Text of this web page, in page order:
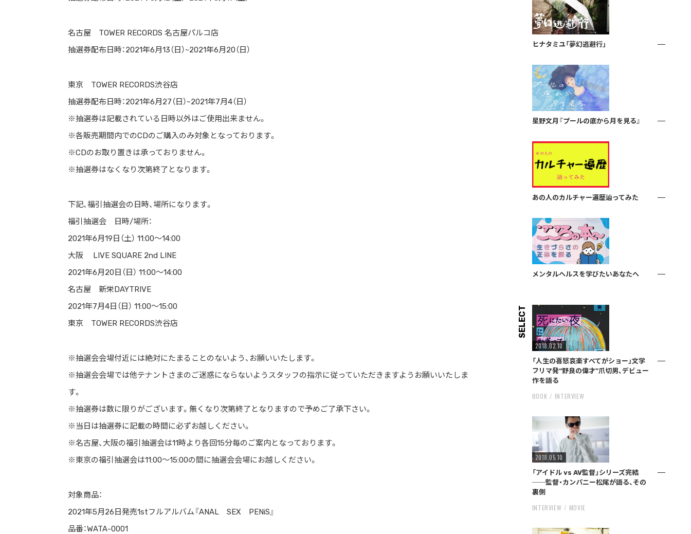
ストリートを愛するカルチャー・マガジン
名古屋 TOWER RECORDS 名古屋パルコ店
抽選券配布日時：2021年6月13（日）~2021年6月20（日）
東京 TOWER RECORDS渋谷店
抽選券配布日時：2021年6月27（日）~2021年7月4（日）
※抽選券は記載されている日時以外はご使用出来ません。
※各販売期間内でのCDのご購入のみ対象となっております。
※CDのお取り置きは承っておりません。
※抽選券はなくなり次第終了となります。
下記、福引抽選会の日時、場所になります。
福引抽選会 日時/場所：
2021年6月19日（土） 11:00～14:00
大阪 LIVE SQUARE 2nd LINE
2021年6月20日（日） 11:00～14:00
名古屋 新栄DAYTRIVE
2021年7月4日（日） 11:00～15:00
東京 TOWER RECORDS渋谷店
※抽選会会場付近には絶対にたまることのないよう、お願いいたします。
※抽選会会場では他テナントさまのご迷惑にならないようスタッフの指示に従っていただきますようお願いいたしま
す。
※抽選券は数に限りがございます。無くなり次第終了となりますので予めご了承下さい。
※当日は抽選券に記載の時間に必ずお越しください。
※名古屋、大阪の福引抽選会は11時より各回15分毎のご案内となっております。
※東京の福引抽選会は11:00〜15:00の間に抽選会会場にお越しください。
対象商品：
2021年5月26日発売1stフルアルバム『ANAL SEX PENiS』
品番：WATA-0001
ヒナタミユ「夢幻逃避行」
星野文月『プールの底から月を見る』
あの人のカルチャー遍歴辿ってみた
メンタルヘルスを学びたいあなたへ
SELECT
2018.02.10
「人生の喜怒哀楽すべてがショー」文学
フリマ発“野良の偉才”爪切男、デビュー
作を語る
BOOK INTERVIEW
2018.05.10
「アイドル vs AV監督」シリーズ完結
──監督・カンパニー松尾が語る、その
裏側
INTERVIEW MOVIE